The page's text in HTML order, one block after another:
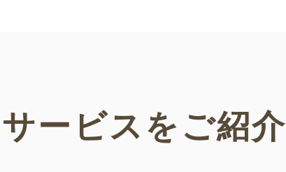
サービスをご紹介